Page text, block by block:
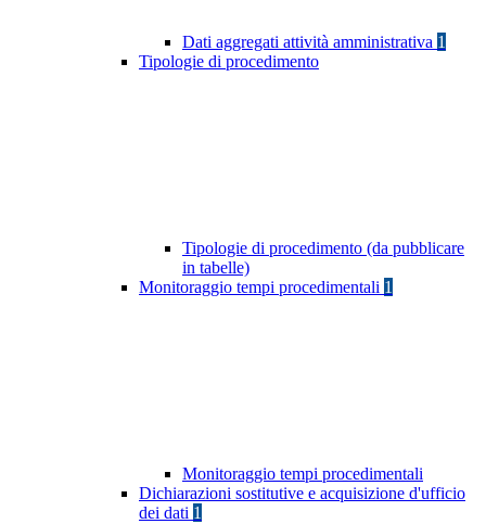
Dati aggregati attività amministrativa 1
Tipologie di procedimento
Tipologie di procedimento (da pubblicare
in tabelle)
Monitoraggio tempi procedimentali 1
Monitoraggio tempi procedimentali
Dichiarazioni sostitutive e acquisizione d'ufficio
dei dati 1